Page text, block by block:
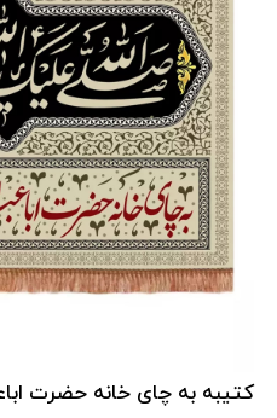
کتیبه به چای خانه حضرت